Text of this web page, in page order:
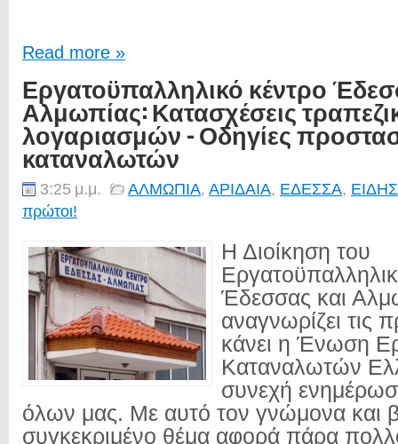
Read more »
Εργατοϋπαλληλικό κέντρο
Αλμωπίας: Κατασχέσεις
λογαριασμών - Οδηγίες
καταναλωτών
3:25 μ.μ. ΑΛΜΩΠΙΑ, ΑΡΙΔΑΙΑ, ΕΔΕΣΣΑ,
πρώτοι!
Η Διοίκηση του
Έδεσσας και
αναγνωρίζει τις
κάνει η Ένωση
Καταναλωτών
συνεχή
όλων μας. Με αυτό τον γνώμονα και
συγκεκριμένο θέμα αφορά πάρα